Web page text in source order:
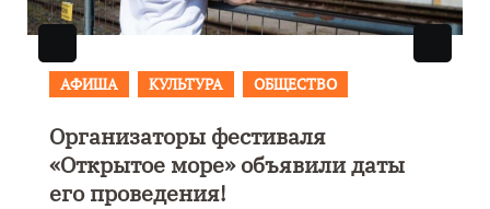
АФИША
В Калининграде пройдет
фестиваль искусств «Зимние
каникулы на Балтике»